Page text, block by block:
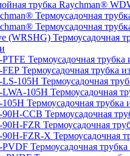
Термоусадочная
Термоусадочная
Термоусадочная
Термоусадочная
Термоусадочная трубка
Термоусадочная
Термоусадочная
Термоусадочная трубка
Термоусадочная
Термоусадочная
Термоусадочная
Термоусадочная